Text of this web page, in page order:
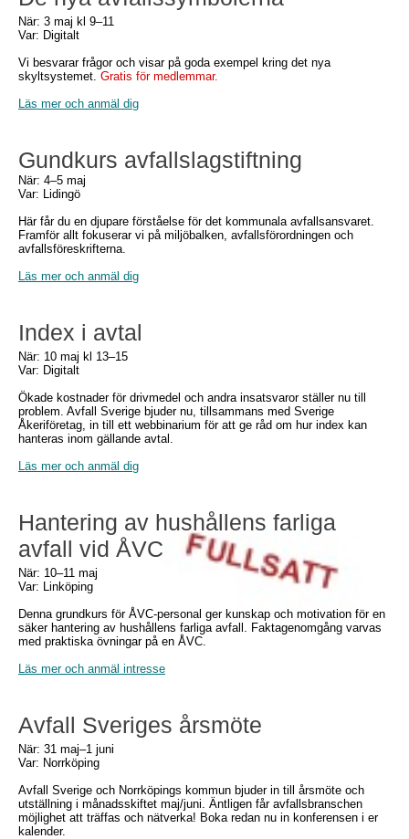
När: 3 maj kl 9–11
Var: Digitalt
Vi besvarar frågor och visar på goda exempel kring det nya
skyltsystemet. Gratis för medlemmar.
Läs mer och anmäl dig
Gundkurs avfallslagstiftning
När: 4–5 maj
Var: Lidingö
Här får du en djupare förståelse för det kommunala avfallsansvaret.
Framför allt fokuserar vi på miljöbalken, avfallsförordningen och
avfallsföreskrifterna.
Läs mer och anmäl dig
Index i avtal
När: 10 maj kl 13–15
Var: Digitalt
Ökade kostnader för drivmedel och andra insatsvaror ställer nu till
problem. Avfall Sverige bjuder nu, tillsammans med Sverige
Åkeriföretag, in till ett webbinarium för att ge råd om hur index kan
hanteras inom gällande avtal.
Läs mer och anmäl dig
Hantering av hushållens farliga
avfall vid ÅVC
När: 10–11 maj
Var: Linköping
Denna grundkurs för ÅVC-personal ger kunskap och motivation för en
säker hantering av hushållens farliga avfall. Faktagenomgång varvas
med praktiska övningar på en ÅVC.
Läs mer och anmäl intresse
Avfall Sveriges årsmöte
När: 31 maj–1 juni
Var: Norrköping
Avfall Sverige och Norrköpings kommun bjuder in till årsmöte och
utställning i månadsskiftet maj/juni. Äntligen får avfallsbranschen
möjlighet att träffas och nätverka! Boka redan nu in konferensen i er
kalender.